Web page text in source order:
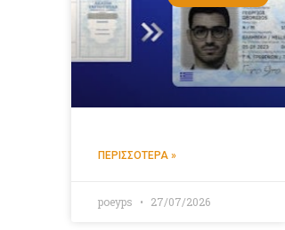
ΠΕΡΙΣΣΌΤΕΡΑ »
poeyps 27/07/2026